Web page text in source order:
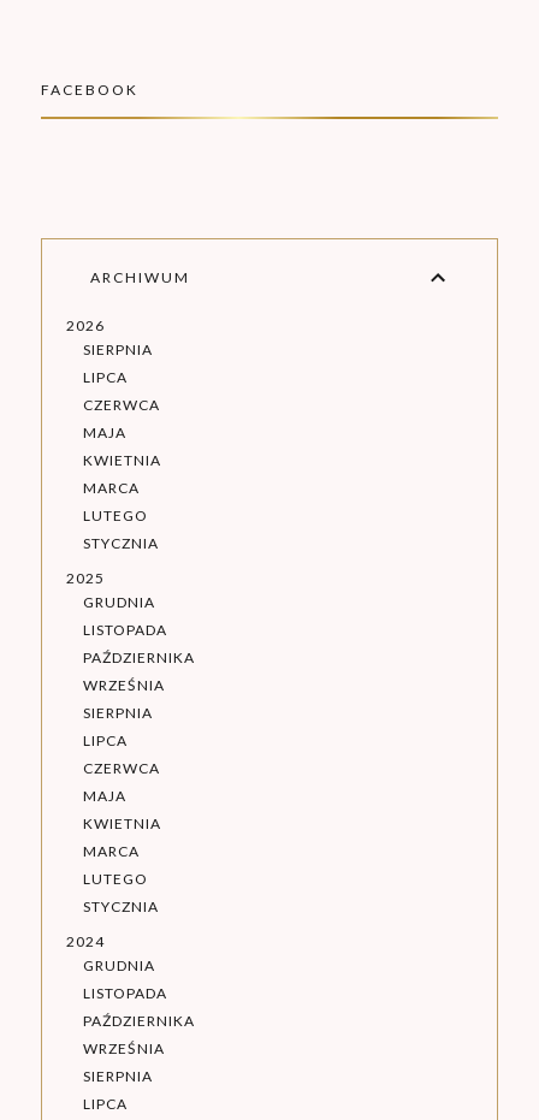
FACEBOOK
ARCHIWUM
2026
SIERPNIA
LIPCA
CZERWCA
MAJA
KWIETNIA
MARCA
LUTEGO
STYCZNIA
2025
GRUDNIA
LISTOPADA
PAŹDZIERNIKA
WRZEŚNIA
SIERPNIA
LIPCA
CZERWCA
MAJA
KWIETNIA
MARCA
LUTEGO
STYCZNIA
2024
GRUDNIA
LISTOPADA
PAŹDZIERNIKA
WRZEŚNIA
SIERPNIA
LIPCA